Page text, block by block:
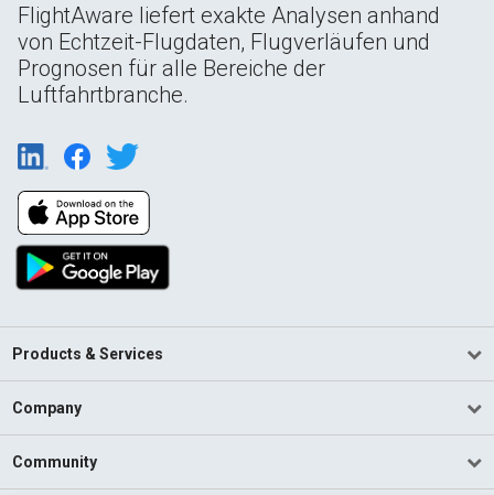
FlightAware liefert exakte Analysen anhand
von Echtzeit-Flugdaten, Flugverläufen und
Prognosen für alle Bereiche der
Luftfahrtbranche.
Products & Services
Company
Community